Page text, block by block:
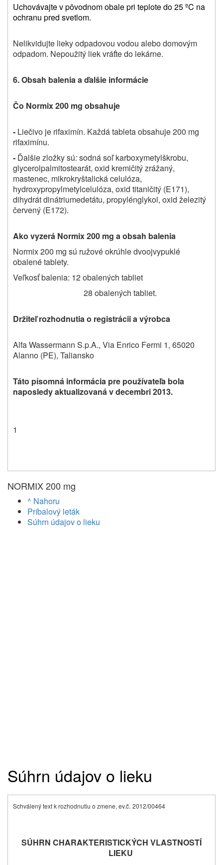
Uchovávajte v pôvodnom obale pri teplote do 25 ºC na
ochranu pred svetlom.
Nelikvidujte lieky odpadovou vodou alebo domovým
odpadom. Nepoužitý liek vráťte do lekárne.
6. Obsah balenia a ďalšie informácie
Čo Normix 200 mg obsahuje
- Liečivo je rifaximín. Každá tableta obsahuje 200 mg
rifaximínu.
- Ďalšie zložky sú:sodná soľ karboxymetylškrobu,
glycerolpalmitostearát, oxid kremičitý zrážaný,
mastenec, mikrokryštalická celulóza,
hydroxypropylmetylcelulóza, oxid titaničitý (E171),
dihydrát dinátriumedetátu, propylénglykol, oxid železitý
červený (E172).
Ako vyzerá Normix 200 mg a obsah balenia
Normix 200 mg sú ružové okrúhle dvoojvypuklé
obalené tablety.
Veľkosť balenia: 12 obalených tabliet
28 obalených tabliet.
Držiteľ rozhodnutia o registrácii a výrobca
Alfa Wassermann S.p.A., Via Enrico Fermi 1, 65020
Alanno (PE), Taliansko
Táto písomná informácia pre používateľa bola
naposledy aktualizovaná v decembri 2013.
1
NORMIX 200 mg
^ Nahoru
Príbalový leták
Súhrn údajov o lieku
Súhrn údajov o lieku
Schválený text k rozhodnutiu o zmene, ev.č. 2012/00464
SÚHRN CHARAKTERISTICKÝCH VLASTNOSTÍ
LIEKU